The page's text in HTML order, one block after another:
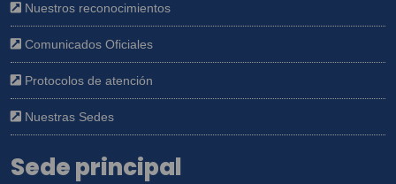
Nuestros reconocimientos
Comunicados Oficiales
Protocolos de atención
Nuestras Sedes
Sede principal